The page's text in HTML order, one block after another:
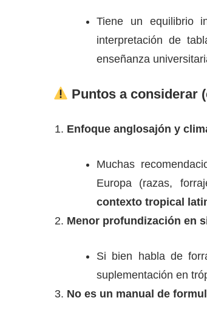
Tiene un equilibrio
interpretación de
enseñanza
Puntos a considerar
Enfoque anglosajón y
Muchas
Europa (razas,
contexto tropical
Menor profundización en
Si bien habla de
suplementación en
No es un manual de